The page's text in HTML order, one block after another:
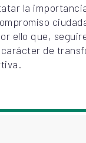
la
ello que,
de